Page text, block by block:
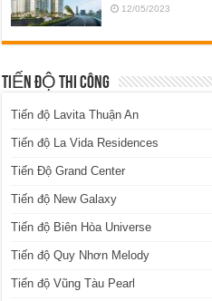
12/05/2023
TIẾN ĐỘ THI CÔNG
Tiến độ Lavita Thuận An
Tiến độ La Vida Residences
Tiến Độ Grand Center
Tiến độ New Galaxy
Tiến độ Biên Hòa Universe
Tiến độ Quy Nhơn Melody
Tiến độ Vũng Tàu Pearl